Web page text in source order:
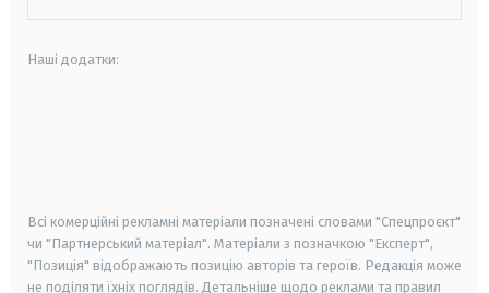
Наші додатки:
Всі комерційні рекламні матеріали позначені словами "Спецпроєкт"
чи "Партнерський матеріал". Матеріали з позначкою "Експерт",
"Позиція" відображають позицію авторів та героїв. Редакція може
не поділяти їхніх поглядів. Детальніше щодо реклами та правил